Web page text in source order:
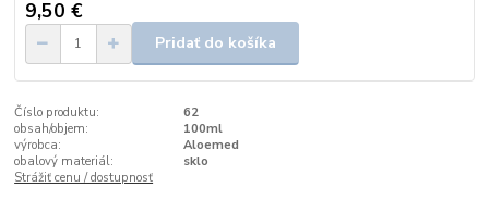
9,50 €
Pridať do košíka
Číslo produktu:
62
obsah/objem:
100ml
výrobca:
Aloemed
obalový materiál:
sklo
Strážiť cenu / dostupnosť